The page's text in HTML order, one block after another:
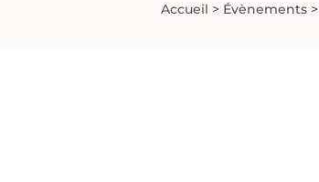
Accueil > Évènements>